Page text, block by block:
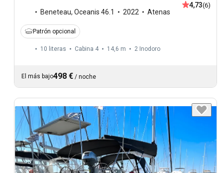
Beneteau, Oceanis 46.1 2022 Atenas
4,73(6)
Patrón opcional
10 literas Cabina 4 14,6 m 2 Inodoro
El más bajo498 € / noche